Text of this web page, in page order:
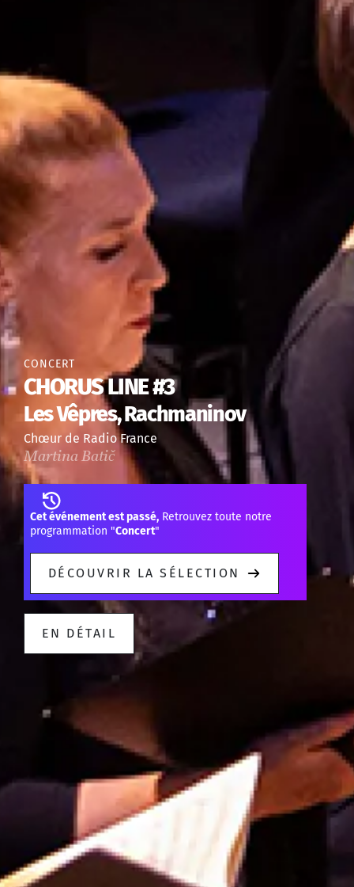
CONCERT
CHORUS LINE #3
Les Vêpres, Rachmaninov
Chœur de Radio France
Martina Batič
Cet événement est passé, Retrouvez toute notre
programmation "Concert"
DÉCOUVRIR LA SÉLECTION
EN DÉTAIL